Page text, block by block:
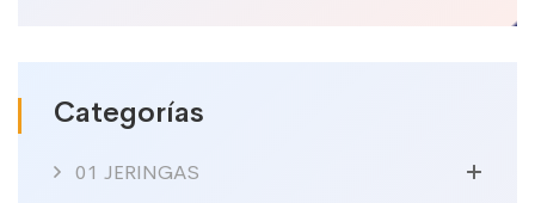
Categorías
01 JERINGAS